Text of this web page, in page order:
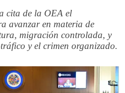
cita de la OEA el
avanzar en materia de
migración controlada, y
y el crimen organizado.